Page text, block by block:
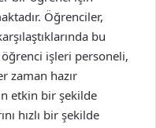
Öğrenciler,
bu
işleri personeli,
zaman hazır
etkin bir şekilde
hızlı bir şekilde